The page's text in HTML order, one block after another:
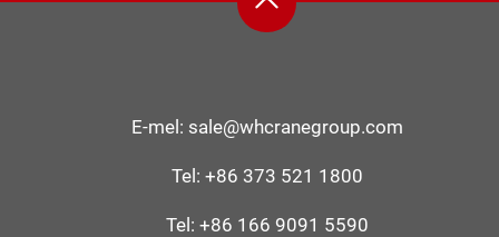
E-mel: sale@whcranegroup.com
Tel: +86 373 521 1800
Tel: +86 166 9091 5590